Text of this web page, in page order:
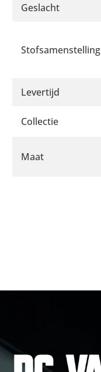
Geslacht
Stofsamenstelling
Levertijd
Collectie
Maat